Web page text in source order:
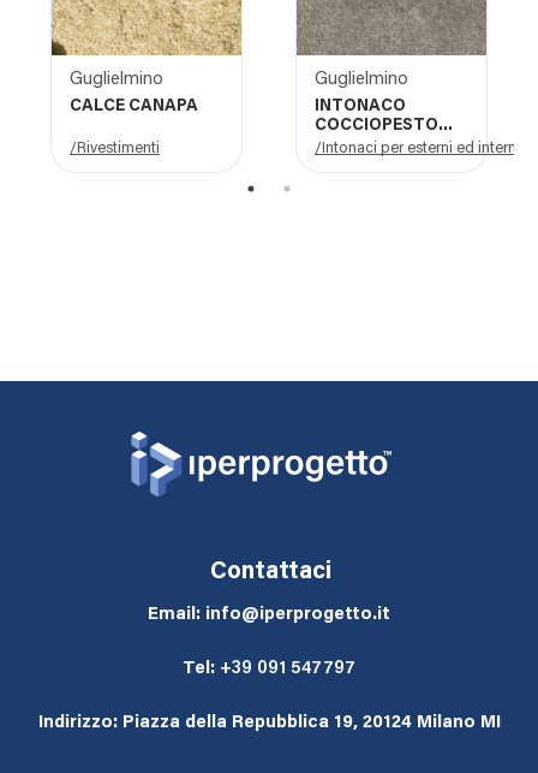
Guglielmino
CALCE CANAPA
/Rivestimenti
Guglielmino
INTONACO
COCCIOPESTO
FINITURA NHL
/Intonaci per esterni ed interni
1 2
Contattaci
Email: info@iperprogetto.it
Tel: +39 091 547797
Indirizzo: Piazza della Repubblica 19, 20124 Milano MI